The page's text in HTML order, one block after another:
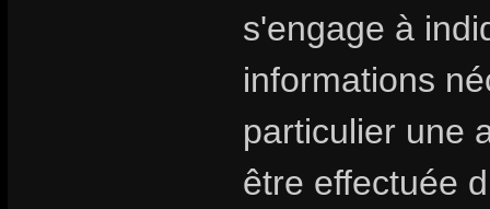
s'engage à
informations
particulier une
être effectuée